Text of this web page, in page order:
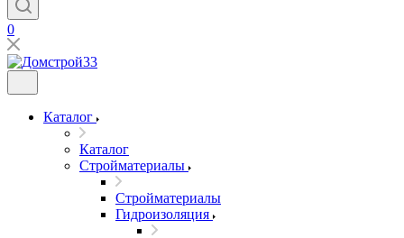
0
Каталог
Каталог
Стройматериалы
Стройматериалы
Гидроизоляция